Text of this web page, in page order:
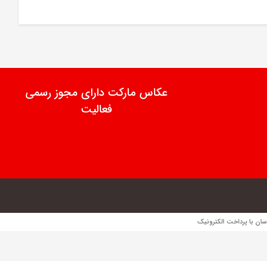
عکاس مارکت دارای مجوز رسمی
فعالیت